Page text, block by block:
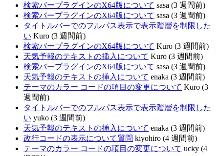
検索バープラグインのX64版について sasa (3 週間前)
検索バープラグインのX64版について sasa (3 週間前)
タイトルバーでのフルパス表示で表示階層を制限した
い Kuro (3 週間前)
検索バープラグインのX64版について Kuro (3 週間前)
天気予報のテキストの挿入について Kuro (3 週間前)
検索バープラグインのX64版について sasa (3 週間前)
天気予報のテキストの挿入について enaka (3 週間前)
テーマのカラー コードの項目の変更について Kuro (3
週間前)
タイトルバーでのフルパス表示で表示階層を制限した
い yuko (3 週間前)
天気予報のテキストの挿入について enaka (3 週間前)
改行コードの表示について質問 kiyohiro (4 週間前)
テーマのカラー コードの項目の変更について ucky (4